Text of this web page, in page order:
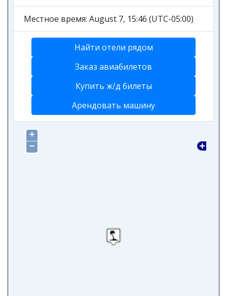
Местное время: August 7, 15:46 (UTC-05:00)
Найти отели рядом
Заказ авиабилетов
Купить ж/д билеты
Арендовать машину
+
−